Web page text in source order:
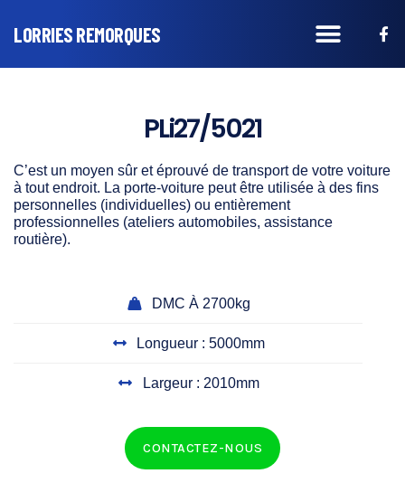
LORRIES REMORQUES
PLi27/5021
C’est un moyen sûr et éprouvé de transport de votre voiture
à tout endroit. La porte-voiture peut être utilisée à des fins
personnelles (individuelles) ou entièrement
professionnelles (ateliers automobiles, assistance
routière).
DMC À 2700kg
Longueur : 5000mm
Largeur : 2010mm
CONTACTEZ-NOUS